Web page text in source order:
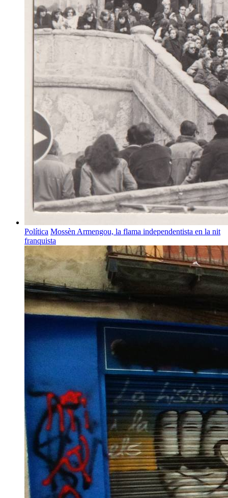
Política Mossèn Armengou, la flama independentista en la nit
franquista